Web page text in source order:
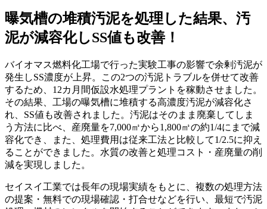
曝気槽の堆積汚泥を処理した結果、汚
泥が減容化しSS値も改善！
バイオマス燃料化工場で行った実験工事の影響で余剰汚泥が
発生しSS濃度が上昇。この2つの汚泥トラブルを併せて改善
するため、12カ月間仮設水処理プラントを稼動させました。
その結果、工場の曝気槽に堆積する高濃度汚泥が減容化さ
れ、SS値も改善されました。汚泥はそのまま廃棄してしま
う方法に比べ、産廃量を7,000㎥から1,800㎥の約1/4にまで減
容化でき、また、処理費用は従来工法と比較して1/2.5に抑え
ることができました。水質の改善と処理コスト・産廃量の削
減を実現しました。
セイスイ工業では長年の現場実績をもとに、複数の処理方法
の提案・無料での現場確認・打合せなどを行い、最短で汚泥